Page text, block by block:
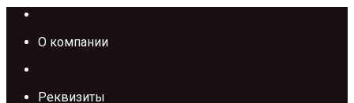
О компании
Реквизиты